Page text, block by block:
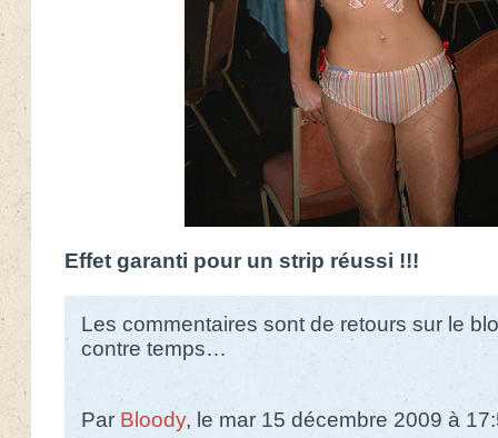
Effet garanti pour un strip réussi !!!
Les commentaires sont de retours sur le
contre temps…
Par Bloody, le mar 15 décembre 2009 à